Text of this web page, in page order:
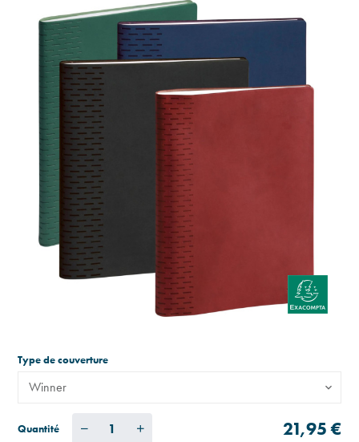
Type de couverture
Winner
Quantité 21,95 €